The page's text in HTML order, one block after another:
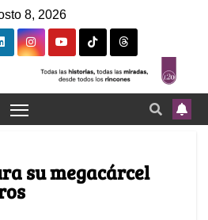
8, 2026
su megacárcel